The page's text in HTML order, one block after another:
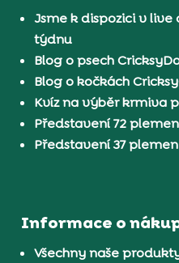
Jsme k dispozici v
týdnu
Blog o psech
Blog o kočkách
Kvíz na výběr krmiva
Představení 72
Představení 37
Informace o
Všechny naše